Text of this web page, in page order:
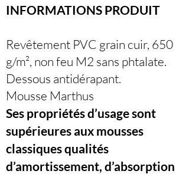
INFORMATIONS PRODUIT
Revêtement PVC grain cuir, 650
g/m², non feu M2 sans phtalate.
Dessous antidérapant.
Mousse Marthus
Ses propriétés d’usage sont
supérieures aux mousses
classiques qualités
d’amortissement, d’absorption